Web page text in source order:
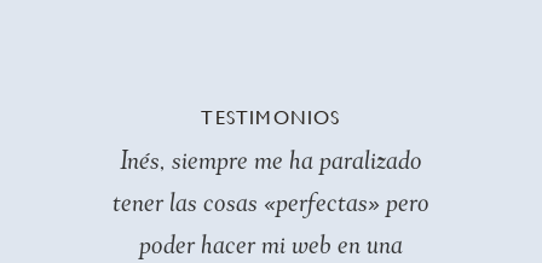
TESTIMONIOS
Inés, siempre me ha paralizado
tener las cosas «perfectas» pero
poder hacer mi web en una